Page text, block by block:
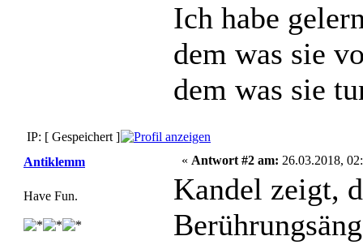
Ich habe
dem was sie
dem was sie
IP: [ Gespeichert ]
Antiklemm
Have Fun.
« Antwort #2 am: 26.03.2018,
Kandel zeigt,